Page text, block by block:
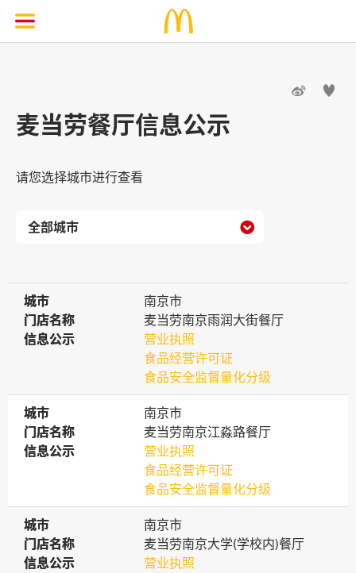
 
麦当劳餐厅信息公示
请您选择城市进行查看

城市
城市
南京市
门店名称
门店名称
麦当劳南京雨润大街餐厅
信息公示
信息公示
营业执照
食品经营许可证
食品安全监督量化分级
城市
城市
南京市
门店名称
门店名称
麦当劳南京江淼路餐厅
信息公示
信息公示
营业执照
食品经营许可证
食品安全监督量化分级
城市
城市
南京市
门店名称
门店名称
麦当劳南京大学(学校内)餐厅
信息公示
信息公示
营业执照